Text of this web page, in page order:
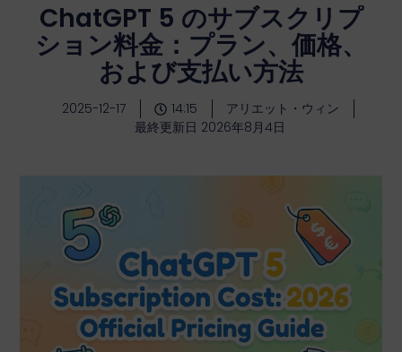
ChatGPT 5 のサブスクリプ
ション料金：プラン、価格、
および支払い方法
2025-12-17 14:15
アリエット・ウィン
最終更新日 2026年8月4日